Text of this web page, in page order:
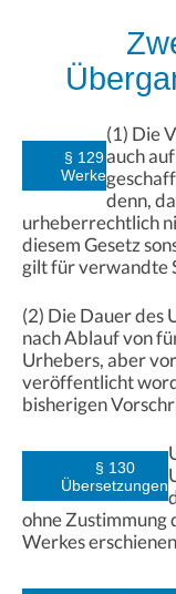
§ 129
Werke
(1) Die
auch
denn,
urheberrechtlich
diesem Gesetz
gilt für verwandte
(2) Die Dauer des
nach Ablauf von
Urhebers, aber
veröffentlicht
bisherigen
§ 130
Übersetzungen
ohne Zustimmung
Werkes